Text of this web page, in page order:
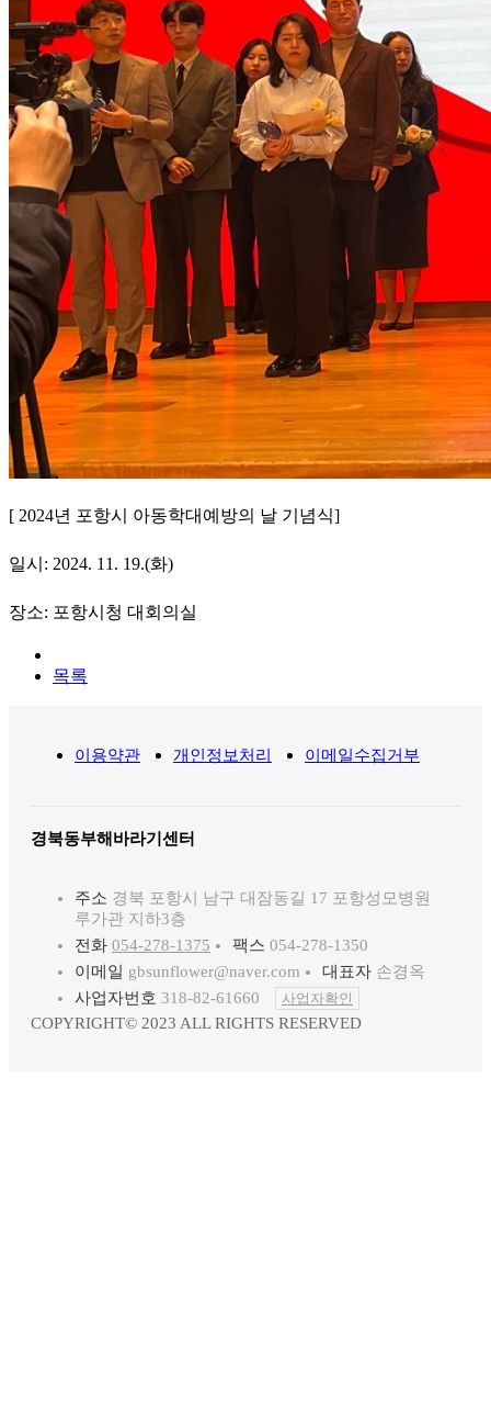
[ 2024년 포항시 아동학대예방의 날 기념식]
일시 : 2024. 11. 19.(화)
장소: 포항시청 대회의실
목록
이용약관 개인정보처리 이메일수집거부
경북동부해바라기센터
주소 경북 포항시 남구 대잠동길 17 포항성모병원
루가관 지하3층
전화 054-278-1375 팩스 054-278-1350
이메일 gbsunflower@naver.com 대표자 손경옥
사업자번호 318-82-61660 사업자확인
COPYRIGHT© 2023 ALL RIGHTS RESERVED